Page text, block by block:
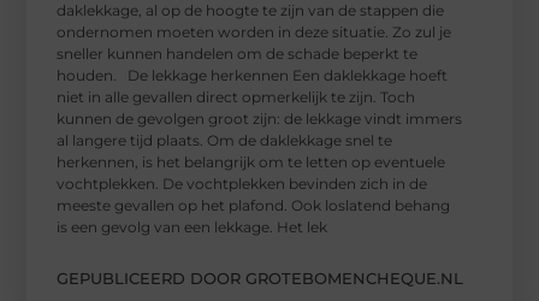
daklekkage, al op de hoogte te zijn van de stappen die
ondernomen moeten worden in deze situatie. Zo zul je
sneller kunnen handelen om de schade beperkt te
houden. De lekkage herkennen Een daklekkage hoeft
niet in alle gevallen direct opmerkelijk te zijn. Toch
kunnen de gevolgen groot zijn: de lekkage vindt immers
al langere tijd plaats. Om de daklekkage snel te
herkennen, is het belangrijk om te letten op eventuele
vochtplekken. De vochtplekken bevinden zich in de
meeste gevallen op het plafond. Ook loslatend behang
is een gevolg van een lekkage. Het lek
GEPUBLICEERD DOOR GROTEBOMENCHEQUE.NL